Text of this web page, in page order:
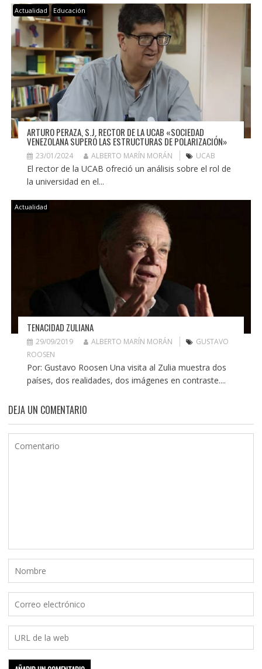
Actualidad Educación
ARTURO PERAZA, S.J. RECTOR DE LA UCAB «SOCIEDAD
VENEZOLANA SUPERÓ LAS ESTRUCTURAS DE POLARIZACIÓN»
23/01/2024 ALBERTO MARÍN MORÁN UCAB
El rector de la UCAB ofreció un análisis sobre el rol de
la universidad en el...
Actualidad
TENACIDAD ZULIANA
29/09/2019 ALBERTO MARÍN MORÁN
GUSTAVO
ROOSEN
Por: Gustavo Roosen Una visita al Zulia muestra dos
países, dos realidades, dos imágenes en contraste....
DEJA UN COMENTARIO